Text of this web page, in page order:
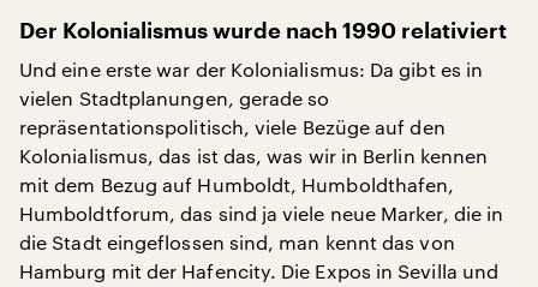
Der Kolonialismus wurde nach 1990 relativiert
Und eine erste war der Kolonialismus: Da gibt es in
vielen Stadtplanungen, gerade so
repräsentationspolitisch, viele Bezüge auf den
Kolonialismus, das ist das, was wir in Berlin kennen
mit dem Bezug auf Humboldt, Humboldthafen,
Humboldtforum, das sind ja viele neue Marker, die in
die Stadt eingeflossen sind, man kennt das von
Hamburg mit der Hafencity. Die Expos in Sevilla und